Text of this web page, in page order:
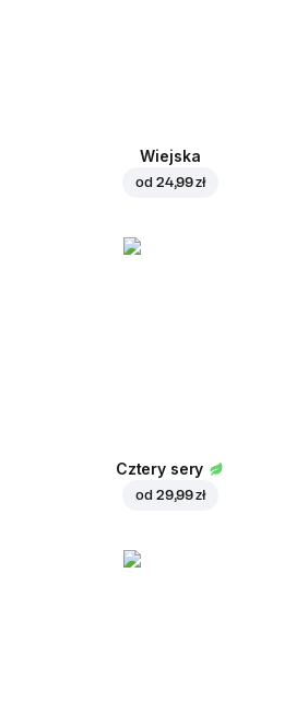
Wiejska
od 24,99 zł
Cztery sery
od 29,99 zł